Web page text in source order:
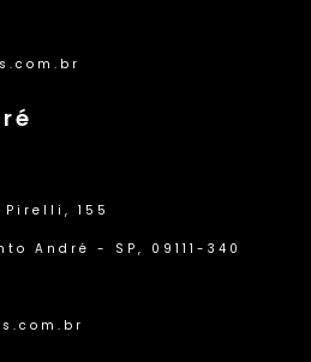
155
André - SP, 09111-340